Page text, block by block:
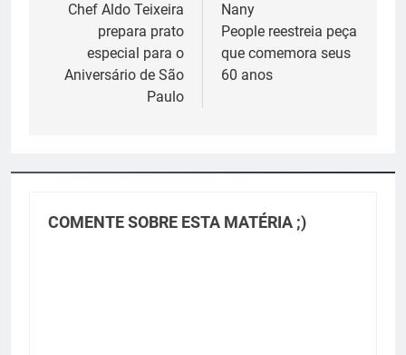
de
Post
Chef Aldo Teixeira
prepara prato
especial para o
Aniversário de São
Paulo
Nany
People reestreia peça
que comemora seus
60 anos
COMENTE SOBRE ESTA MATÉRIA ;)